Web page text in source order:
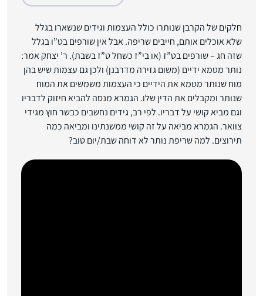
חלקים של הקרבן שנותרו כולל העצמות וגידים שנשארו בגלל
שלא אוכלים אותם, חייבים שריפה. אבל אין שורפים בט”ו בגלל
שזה חג – שורפים בט”ז (או בי”ז כשחל ט”ז בשבת). ר’ יצחק אמר:
נותר מטמא ידיים (משום גזירה מדרבנן) ולכן גם עצמות שיש בהן
מוח שנותר מטמא את הידיים כי העצמות משמשים את המוח
שנותר ומקבלים את הדין שלו. הגמרא מנסה להביא חיזוק לדבריו
וגם מביא קושי על דבריו. לפי רב, גידים נחשבים כבשר חוץ מגידי
צוואר. הגמרא מביאה על זה קושי ממשנתינו ומביאה כמה
תירוצים. למה שריפת נותר לא דוחה שבת/יום טוב?